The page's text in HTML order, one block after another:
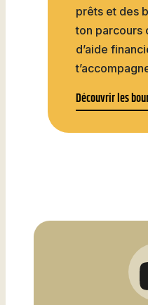
prêts et des
ton parcours
d’aide
Découvrir les